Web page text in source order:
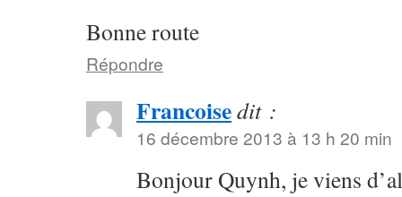
Bonne route
Répondre
Francoisedit :
16 décembre 2013 à 13 h 20 min
Bonjour Quynh, je viens